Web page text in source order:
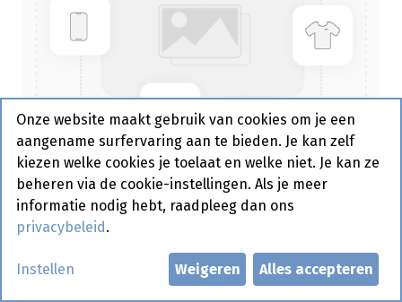
Chorizo Pikant +/-1,7 kg
Bestelartikel
Onze website maakt gebruik van cookies om je een
aangename surfervaring aan te bieden. Je kan zelf
kiezen welke cookies je toelaat en welke niet. Je kan ze
beheren via de cookie-instellingen. Als je meer
informatie nodig hebt, raadpleeg dan ons
privacybeleid .
Instellen Weigeren Alles accepteren